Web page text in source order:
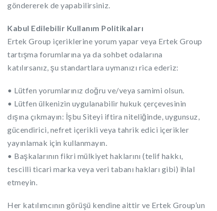
göndererek de yapabilirsiniz.
Kabul Edilebilir Kullanım Politikaları
Ertek Group içeriklerine yorum yapar veya Ertek Group
tartışma forumlarına ya da sohbet odalarına
katılırsanız, şu standartlara uymanızı rica ederiz:
• Lütfen yorumlarınız doğru ve/veya samimi olsun.
• Lütfen ülkenizin uygulanabilir hukuk çerçevesinin
dışına çıkmayın: İşbu Siteyi iftira niteliğinde, uygunsuz,
gücendirici, nefret içerikli veya tahrik edici içerikler
yayınlamak için kullanmayın.
• Başkalarının fikri mülkiyet haklarını (telif hakkı,
tescilli ticari marka veya veri tabanı hakları gibi) ihlal
etmeyin.
Her katılımcının görüşü kendine aittir ve Ertek Group’un